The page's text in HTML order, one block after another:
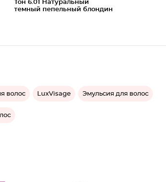
Тон 6.01 Натуральный
темный пепельный блондин
волос LuxVisage Эмульсия для волос